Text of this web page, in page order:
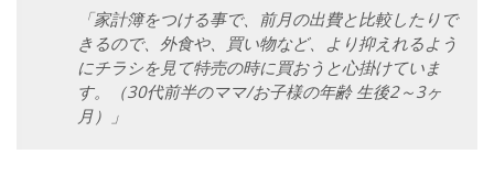
「家計簿をつける事で、前月の出費と比較したりで
きるので、外食や、買い物など、より抑えれるよう
にチラシを見て特売の時に買おうと心掛けていま
す。（30代前半のママ/お子様の年齢 生後2～3ヶ
月）」